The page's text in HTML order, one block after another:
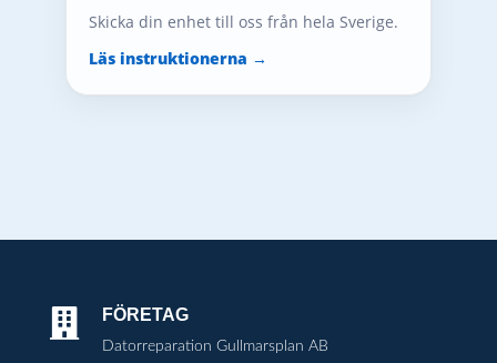
Skicka din enhet till oss från hela Sverige.
Läs instruktionerna →
 FÖRETAG
Datorreparation Gullmarsplan AB